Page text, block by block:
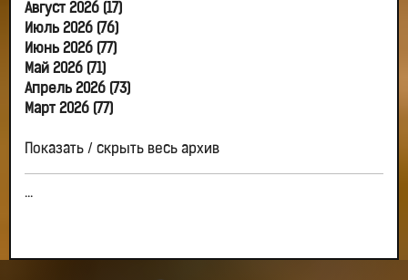
Август 2026 (17)
Июль 2026 (76)
Июнь 2026 (77)
Май 2026 (71)
Апрель 2026 (73)
Март 2026 (77)
Показать / скрыть весь архив
...